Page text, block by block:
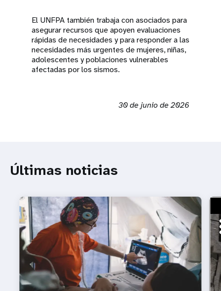
El UNFPA también trabaja con asociados para
asegurar recursos que apoyen evaluaciones
rápidas de necesidades y para responder a las
necesidades más urgentes de mujeres, niñas,
adolescentes y poblaciones vulnerables
afectadas por los sismos.
30 de junio de 2026
Últimas noticias